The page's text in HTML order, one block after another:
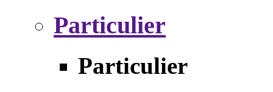
Particulier
Particulier